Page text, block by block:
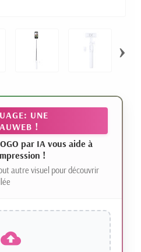
›
UNE
!
par IA vous aide à
!
autre visuel pour découvrir